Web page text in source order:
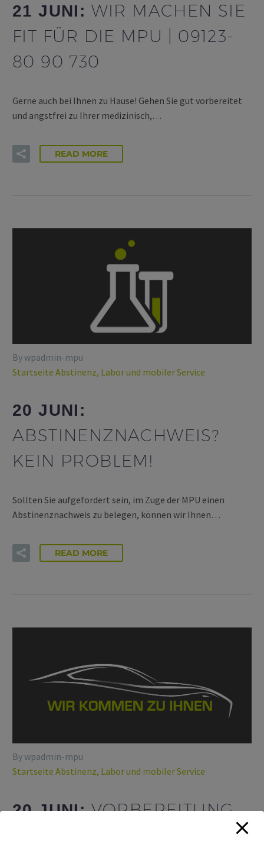
21 JUNI: WIR MACHEN SIE
FIT FÜR DIE MPU | 09123-
80 90 730
Gerne auch bei Ihnen zu Hause! Gehen Sie gut vorbereitet
und angstfrei zu Ihrer medizinisch,…
READ MORE
By wpadmin-mpu
Startseite Abstinenz, Labor und mobiler Service
20 JUNI:
ABSTINENZNACHWEIS?
KEIN PROBLEM!
Sollten Sie aufgefordert sein, im Zuge der MPU einen
Abstinenznachweis zu belegen, können wir Ihnen…
READ MORE
By wpadmin-mpu
Startseite Abstinenz, Labor und mobiler Service
20 JUNI:VORBEREITUNG